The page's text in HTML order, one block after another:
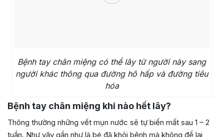
Bệnh tay chân miệng có thể lây từ người này sang
người khác thông qua đường hô hấp và đường tiêu
hóa
Bệnh tay chân miệng khi nào hết lây?
Thông thường những vết mụn nước sẽ tự biến mất sau 1 – 2
tuần. Như vậy gần như là bé đã khỏi bệnh mà không để lại